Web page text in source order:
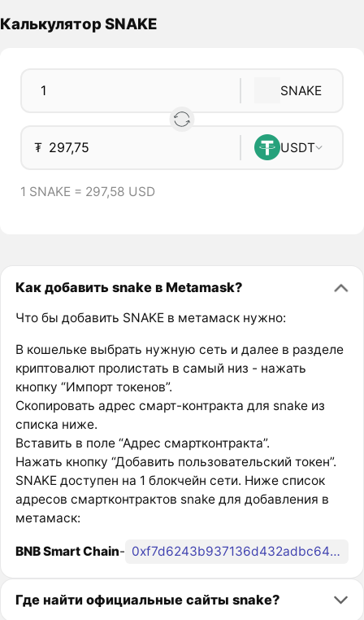
Калькулятор SNAKE
SNAKE
₮ USDT
1 SNAKE = 297,58 USD
Как добавить snake в Metamask?
Что бы добавить SNAKE в метамаск нужно:
В кошельке выбрать нужную сеть и далее в разделе
криптовалют пролистать в самый низ - нажать
кнопку “Импорт токенов”.
Скопировать адрес смарт-контракта для snake из
списка ниже.
Вставить в поле “Адрес смартконтракта”.
Нажать кнопку “Добавить пользовательский токен”.
SNAKE доступен на 1 блокчейн сети. Ниже список
адресов смартконтрактов snake для добавления в
метамаск:
BNB Smart Chain- 0xf7d6243b937136d432adbc643f311b5a9436b0b0
Где найти официальные сайты snake?